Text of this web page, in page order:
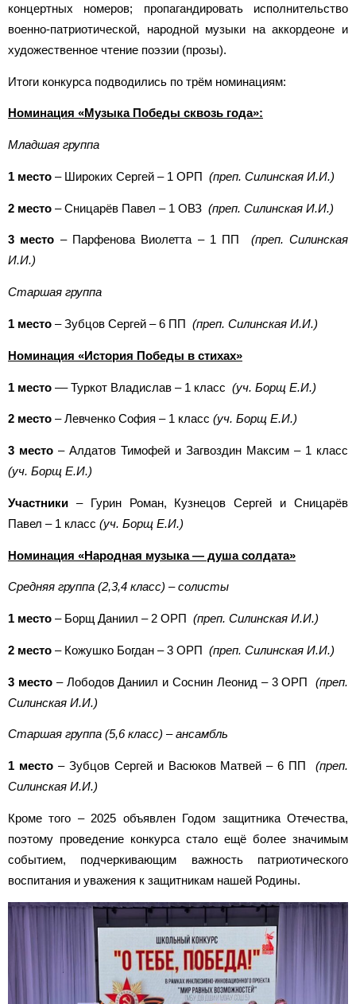
концертных номеров; пропагандировать исполнительство
военно-патриотической, народной музыки на аккордеоне и
художественное чтение поэзии (прозы).
Итоги конкурса подводились по трём номинациям:
Номинация «Музыка Победы сквозь года»:
Младшая группа
1 место – Широких Сергей – 1 ОРП (преп. Силинская И.И.)
2 место – Сницарёв Павел – 1 ОВЗ (преп. Силинская И.И.)
3 место – Парфенова Виолетта – 1 ПП (преп. Силинская
И.И.)
Старшая группа
1 место – Зубцов Сергей – 6 ПП (преп. Силинская И.И.)
Номинация «История Победы в стихах»
1 место –– Туркот Владислав – 1 класс (уч. Борщ Е.И.)
2 место – Левченко София – 1 класс (уч. Борщ Е.И.)
3 место – Алдатов Тимофей и Загвоздин Максим – 1 класс
(уч. Борщ Е.И.)
Участники – Гурин Роман, Кузнецов Сергей и Сницарёв
Павел – 1 класс (уч. Борщ Е.И.)
Номинация «Народная музыка — душа солдата»
Средняя группа (2,3,4 класс) – солисты
1 место – Борщ Даниил – 2 ОРП (преп. Силинская И.И.)
2 место – Кожушко Богдан – 3 ОРП (преп. Силинская И.И.)
3 место– Лободов Даниил и Соснин Леонид – 3 ОРП(преп.
Силинская И.И.)
Старшая группа (5,6 класс) – ансамбль
1 место– Зубцов Сергей и Васюков Матвей – 6 ПП(преп.
Силинская И.И.)
Кроме того – 2025 объявлен Годом защитника Отечества,
поэтому проведение конкурса стало ещё более значимым
событием, подчеркивающим важность патриотического
воспитания и уважения к защитникам нашей Родины.